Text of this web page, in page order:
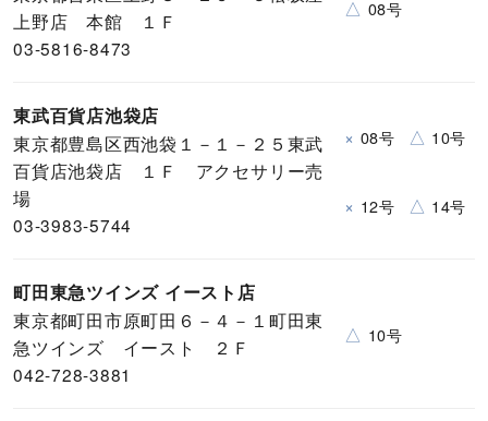
上野店 本館 １Ｆ
03-5816-8473
△ 08号
東武百貨店池袋店
東京都豊島区西池袋１－１－２５東武
百貨店池袋店 １Ｆ アクセサリー売
場
03-3983-5744
× 08号 △ 10号
× 12号 △ 14号
町田東急ツインズ イースト店
東京都町田市原町田６－４－１町田東
急ツインズ イースト ２Ｆ
042-728-3881
△ 10号